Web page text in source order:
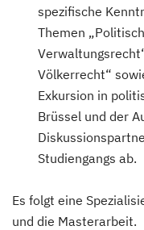
spezifische
Themen
Völkerrecht“
Exkursion in
Brüssel und der
Studiengangs ab.
Es folgt eine
und die Masterarbeit.